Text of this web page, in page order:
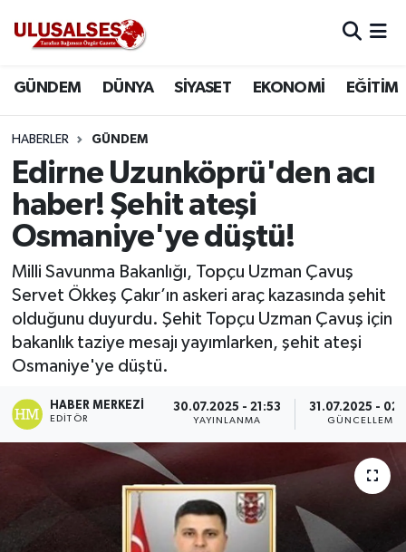
GÜNDEM DÜNYA SİYASET EKONOMİ EĞİTİM
HABERLER GÜNDEM
Edirne Uzunköprü'den acı
haber! Şehit ateşi
Osmaniye'ye düştü!
Milli Savunma Bakanlığı, Topçu Uzman Çavuş
Servet Ökkeş Çakır’ın askeri araç kazasında şehit
olduğunu duyurdu. Şehit Topçu Uzman Çavuş için
bakanlık taziye mesajı yayımlarken, şehit ateşi
Osmaniye'ye düştü.
HABER MERKEZI
EDITÖR
30.07.2025 - 21:53
YAYINLANMA
31.07.2025 -
GÜNCELLEME
DÜNYA
SİYASET
EKONOMİ
SAĞLIK
MAGAZİN
Trafik Durumu
Süper Lig Puan Durumu ve Fikstür
Tüm Manşetler
Son Dakika Haberleri
Haber Arşivi